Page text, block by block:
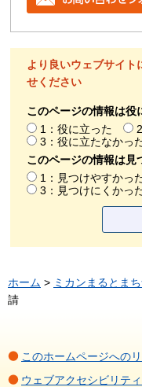
より良いウェブサイト
せください
このページの情報は役
1：役に立った
3：役に立たなかっ
このページの情報は見
1：見つけやすかっ
3：見つけにくかっ
ホーム > ミカンまるとま
請
このホームページへの
ウェブアクセシビリティ